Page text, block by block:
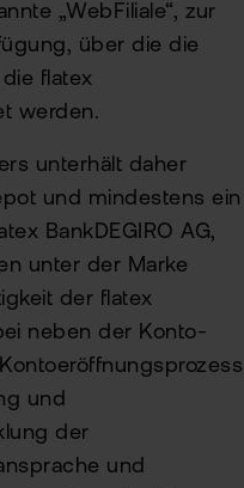
„WebFiliale“, zur
über die die
flatex
werden.
unterhält daher
und mindestens ein
BankDEGIRO AG,
unter der Marke
der flatex
neben der Konto-
und
der
und